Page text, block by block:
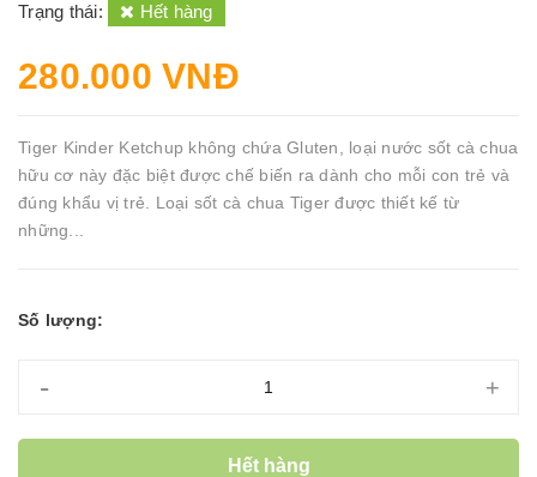
Trạng thái: Hết hàng
280.000 VNĐ
Tiger Kinder Ketchup không chứa Gluten, loại nước sốt cà chua
hữu cơ này đặc biệt được chế biến ra dành cho mỗi con trẻ và
đúng khẩu vị trẻ. Loại sốt cà chua Tiger được thiết kế từ
những...
Số lượng:
- +
Hết hàng